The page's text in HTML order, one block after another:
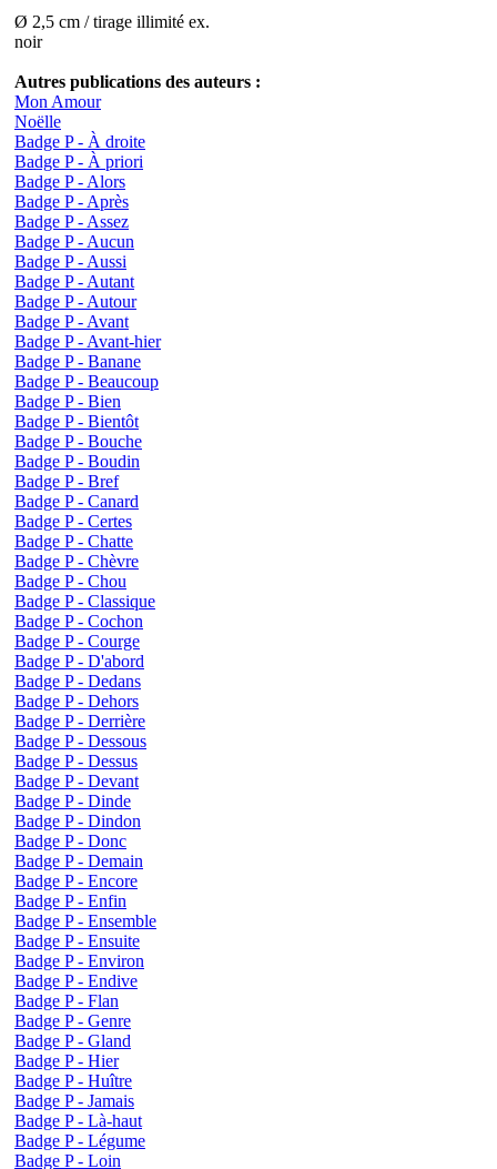
Ø 2,5 cm / tirage illimité ex.
noir
Autres publications des auteurs :
Mon Amour
Noëlle
Badge P - À droite
Badge P - À priori
Badge P - Alors
Badge P - Après
Badge P - Assez
Badge P - Aucun
Badge P - Aussi
Badge P - Autant
Badge P - Autour
Badge P - Avant
Badge P - Avant-hier
Badge P - Banane
Badge P - Beaucoup
Badge P - Bien
Badge P - Bientôt
Badge P - Bouche
Badge P - Boudin
Badge P - Bref
Badge P - Canard
Badge P - Certes
Badge P - Chatte
Badge P - Chèvre
Badge P - Chou
Badge P - Classique
Badge P - Cochon
Badge P - Courge
Badge P - D'abord
Badge P - Dedans
Badge P - Dehors
Badge P - Derrière
Badge P - Dessous
Badge P - Dessus
Badge P - Devant
Badge P - Dinde
Badge P - Dindon
Badge P - Donc
Badge P - Demain
Badge P - Encore
Badge P - Enfin
Badge P - Ensemble
Badge P - Ensuite
Badge P - Environ
Badge P - Endive
Badge P - Flan
Badge P - Genre
Badge P - Gland
Badge P - Hier
Badge P - Huître
Badge P - Jamais
Badge P - Là-haut
Badge P - Légume
Badge P - Loin